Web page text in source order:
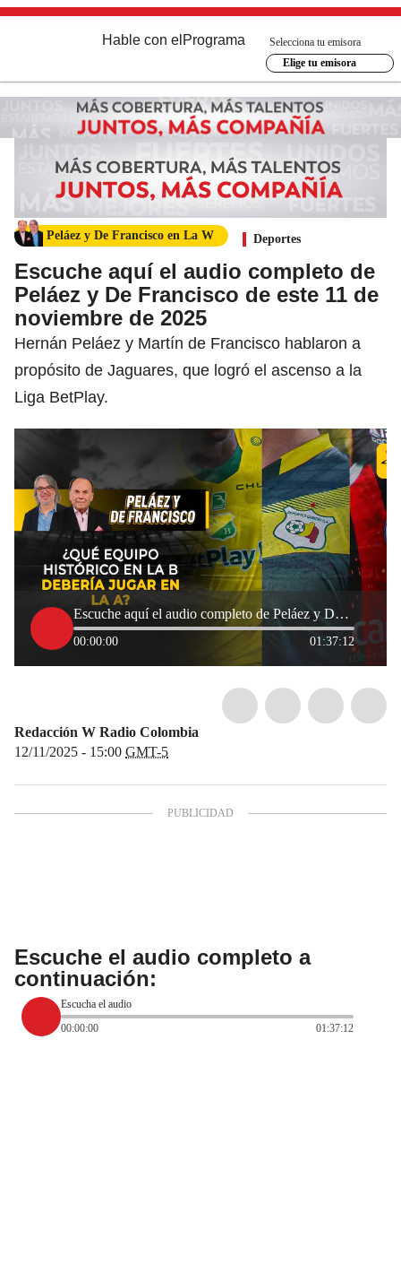
Hable con el Programa
Selecciona tu emisora
Elige tu emisora
Peláez y De Francisco en La W Deportes
Escuche aquí el audio completo de
Peláez y De Francisco de este 11 de
noviembre de 2025
Hernán Peláez y Martín de Francisco hablaron a
propósito de Jaguares, que logró el ascenso a la
Liga BetPlay.
Escuche aquí el audio completo de Peláez y De Francisco de este 12 de noviembre de 2025
00:00:00 01:37:12
Redacción W Radio Colombia
12/11/2025 - 15:00 GMT-5
Escuche el audio completo a
continuación:
Escucha el audio
00:00:00
01:37:12